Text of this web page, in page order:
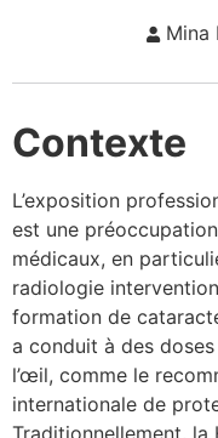
Mina
Contexte
L’exposition
est une
médicaux, en
radiologie
formation de
a conduit à des
l’œil, comme le
internationale de